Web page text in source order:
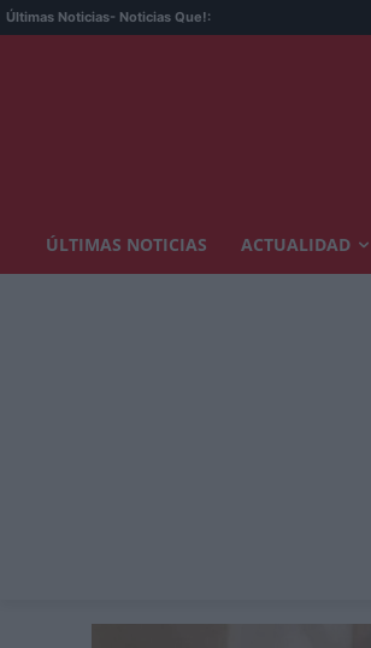
Últimas Noticias- Noticias Que!:
ÚLTIMAS NOTICIAS ACTUALIDAD